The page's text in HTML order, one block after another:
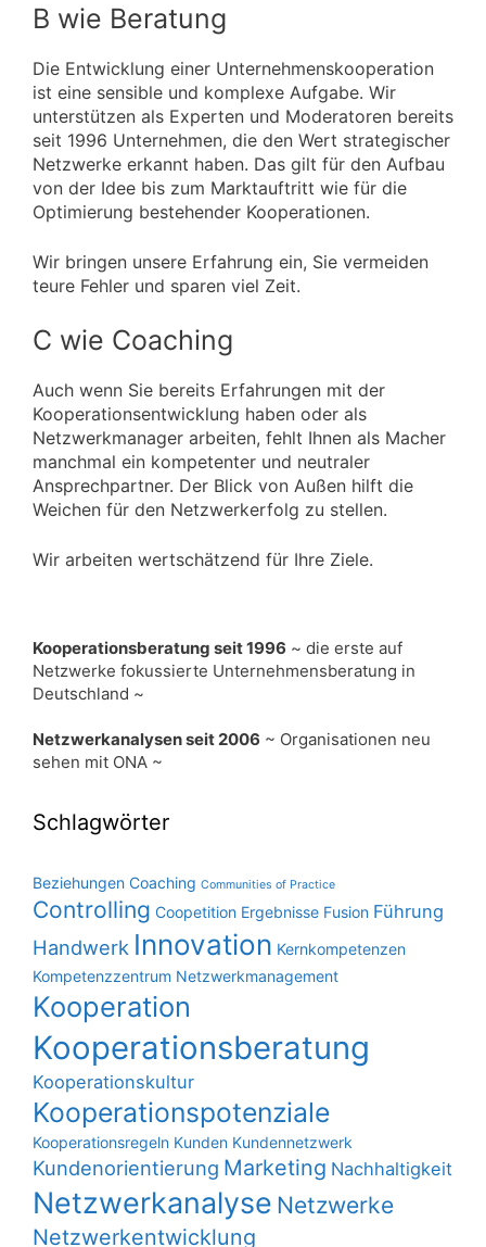
B wie Beratung
Die Entwicklung einer Unternehmenskooperation
ist eine sensible und komplexe Aufgabe. Wir
unterstützen als Experten und Moderatoren bereits
seit 1996 Unternehmen, die den Wert strategischer
Netzwerke erkannt haben. Das gilt für den Aufbau
von der Idee bis zum Marktauftritt wie für die
Optimierung bestehender Kooperationen.
Wir bringen unsere Erfahrung ein, Sie vermeiden
teure Fehler und sparen viel Zeit.
C wie Coaching
Auch wenn Sie bereits Erfahrungen mit der
Kooperationsentwicklung haben oder als
Netzwerkmanager arbeiten, fehlt Ihnen als Macher
manchmal ein kompetenter und neutraler
Ansprechpartner. Der Blick von Außen hilft die
Weichen für den Netzwerkerfolg zu stellen.
Wir arbeiten wertschätzend für Ihre Ziele.
Kooperationsberatung seit 1996 ~ die erste auf
Netzwerke fokussierte Unternehmensberatung in
Deutschland ~
Netzwerkanalysen seit 2006 ~ Organisationen neu
sehen mit ONA ~
Schlagwörter
Beziehungen Coaching Communities of Practice
Controlling Coopetition Ergebnisse Fusion Führung
Handwerk Innovation Kernkompetenzen
Kompetenzzentrum Netzwerkmanagement
Kooperation
Kooperationsberatung
Kooperationskultur
Kooperationspotenziale
Kooperationsregeln Kunden Kundennetzwerk
Kundenorientierung Marketing Nachhaltigkeit
Netzwerkanalyse Netzwerke
Netzwerkentwicklung